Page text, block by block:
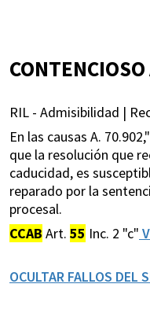
RIL - Admisibilidad |
En las causas A.
que la resolución que
caducidad, es
reparado por la
procesal.
CCAB Art. 55 Inc. 2 "c"
OCULTAR FALLOS DEL